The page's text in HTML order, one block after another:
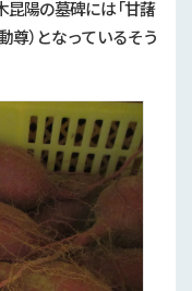
陽の墓碑には「甘藷
尊）となっているそう